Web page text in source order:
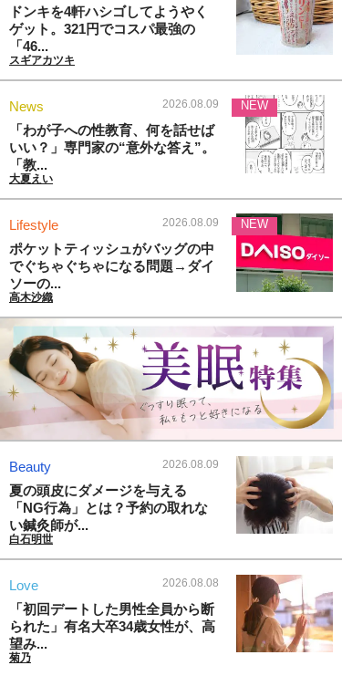
ドンキを4軒ハシゴしてようやく
ゲット。321円でコスパ最強の
「46...
スギアカツキ
News 2026.08.09
「わが子への性教育、何を話せば
いい？」専門家の“意外な答え”。
「教...
大夏えい
NEW
Lifestyle 2026.08.09
ポケットティッシュがバッグの中
でぐちゃぐちゃになる問題→ダイ
ソーの...
高木沙織
NEW
Beauty 2026.08.09
夏の頭皮にダメージを与える
「NG行為」とは？予約の取れな
い鍼灸師が...
白石明世
Love 2026.08.08
「初回デートした男性全員から断
られた」有名大卒34歳女性が、高
望み...
菊乃